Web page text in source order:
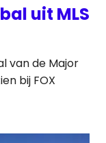
uit MLS
van de Major
bij FOX